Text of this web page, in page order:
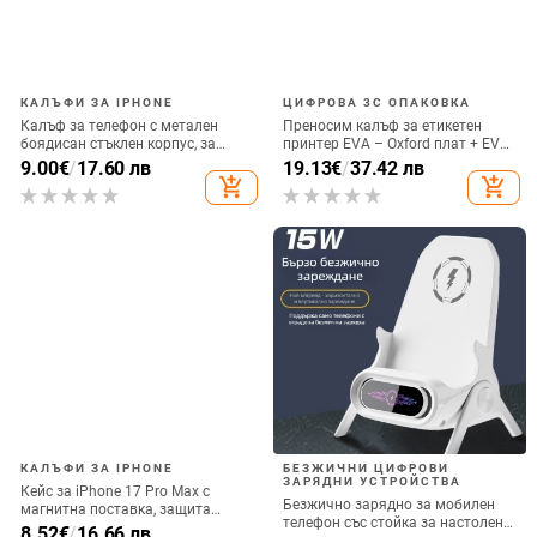
КАЛЪФИ ЗА IPHONE
Калъф за телефон с метален
боядисан стъклен корпус, за
iPhone 11–14 Pro Max,
охлаждане, модел YK263
9.00€/17.60 лв
add_shopping_cart
ЦИФРОВА 3C ОПАКОВКА
Преносим калъф за етикетен
принтер EVA – Oxford плат + EVA,
горещо пресовано EVA и шиене,
товароподемност 10 кг
19.13€/37.42 лв
add_shopping_cart
КАЛЪФИ ЗА IPHONE
Кейс за iPhone 17 Pro Max с
магнитна поставка, защита
срещу изпускане на четирите
БЕЗЖИЧНИ ЦИФРОВИ
ЗАРЯДНИ УСТРОЙСТВА
Безжично зарядно за мобилен
телефон със стойка за настолен